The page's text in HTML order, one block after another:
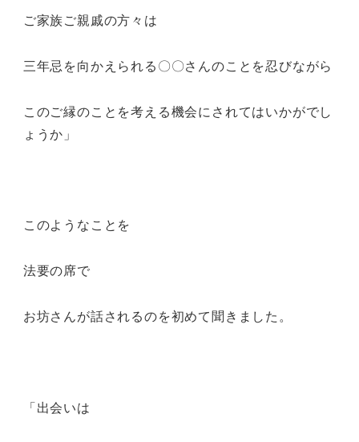
ご家族ご親戚の方々は
三年忌を向かえられる〇〇さんのことを忍びながら
このご縁のことを考える機会にされてはいかがでし
ょうか」
このようなことを
法要の席で
お坊さんが話されるのを初めて聞きました。
「出会いは